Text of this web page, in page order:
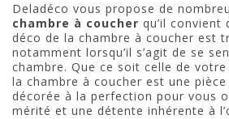
Deladéco vous propose de
chambre à coucher qu’il convient
déco de la chambre à coucher est
notamment lorsqu’il s’agit de se
chambre. Que ce soit celle de
la chambre à coucher est une pièce
décorée à la perfection pour vous
mérité et une détente inhérente à